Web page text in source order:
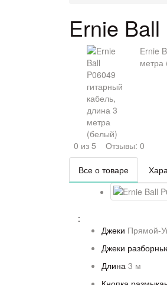
Ernie
Ernie
метра
0 из 5 Отзывы: 0
Все о товаре
:
Джеки Прямой-
Джеки
Длина 3 м